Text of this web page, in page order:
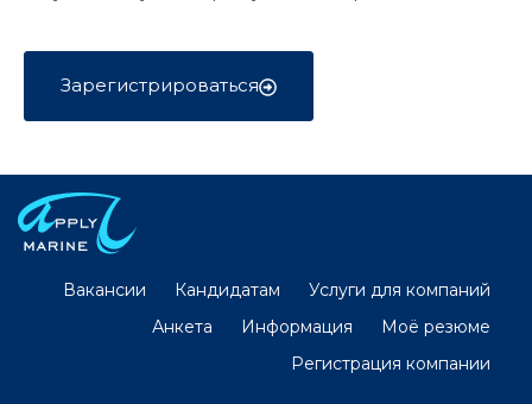
Зарегистрироваться
Вакансии Кандидатам
Услуги для компаний
Анкета
Информация
Моё резюме
Регистрация компании